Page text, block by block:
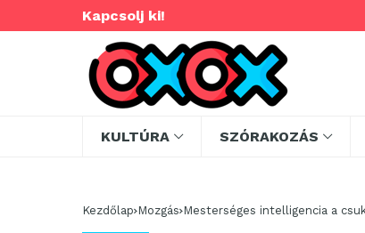
Kapcsolj ki!
KULTÚRA SZÓRAKOZÁS
Kezdőlap Mozgás Mesterséges intelligencia a